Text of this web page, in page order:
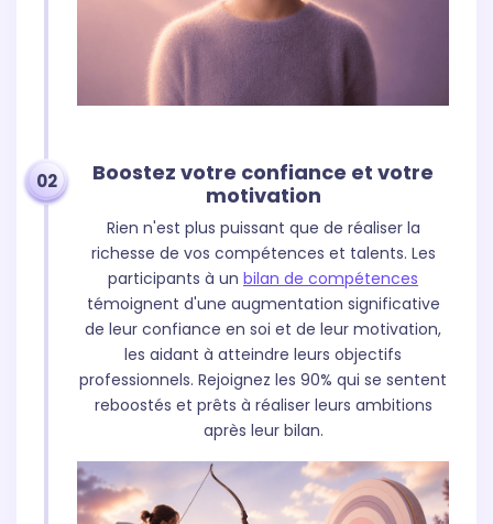
Boostez votre confiance et votre
motivation
Rien n'est plus puissant que de réaliser la
richesse de vos compétences et talents. Les
participants à un bilan de compétences
témoignent d'une augmentation significative
de leur confiance en soi et de leur motivation,
les aidant à atteindre leurs objectifs
professionnels. Rejoignez les 90% qui se sentent
reboostés et prêts à réaliser leurs ambitions
après leur bilan.
02